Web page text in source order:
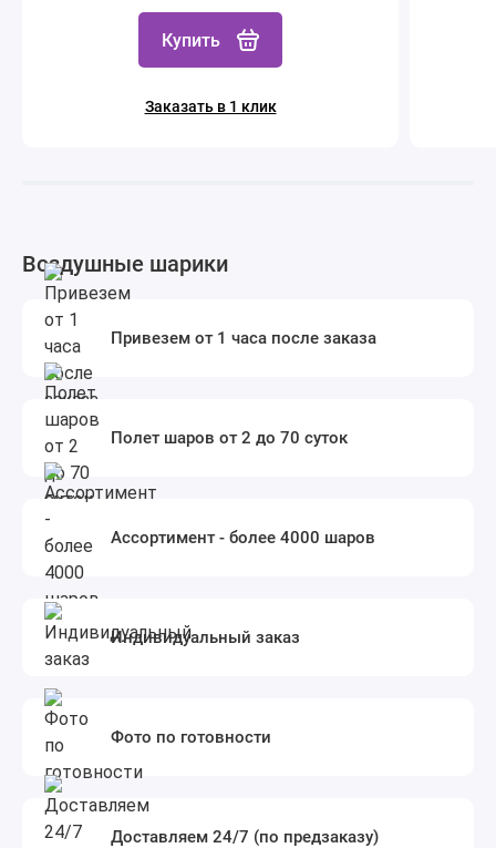
Купить
Заказать в 1 клик
Воздушные шарики
Привезем от 1 часа после заказа
Полет шаров от 2 до 70 суток
Ассортимент - более 4000 шаров
Индивидуальный заказ
Фото по готовности
Доставляем 24/7 (по предзаказу)